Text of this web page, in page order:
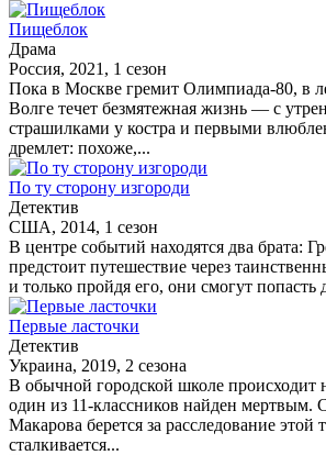
Пищеблок
Драма
Россия, 2021, 1 сезон
Пока в Москве гремит Олимпиада-80, в
Волге течет безмятежная жизнь — с
страшилками у костра и первыми
дремлет: похоже,...
По ту сторону изгороди
Детектив
США, 2014, 1 сезон
В центре событий находятся два брата:
предстоит путешествие через
и только пройдя его, они смогут попасть
Первые ласточки
Детектив
Украина, 2019, 2 сезона
В обычной городской школе происходит
один из 11-классников найден мертвым.
Макарова берется за расследование этой
сталкивается...